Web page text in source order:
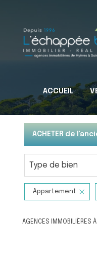
ACCUEIL
ACHETER de
De l'ancien
Du neuf
Type de bien
Appartement
AGENCES IMMOBILIÈRES